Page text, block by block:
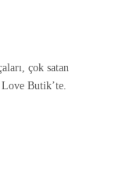
çok satan
Butik’te.